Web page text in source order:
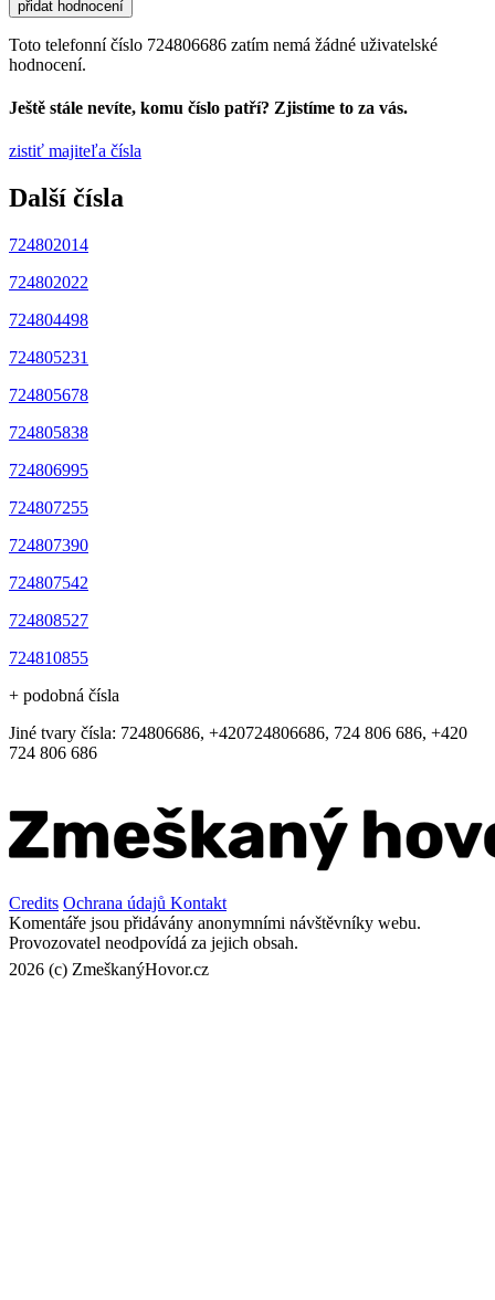
Toto telefonní číslo 724806686 zatím nemá žádné uživatelské
hodnocení.
Ještě stále nevíte, komu číslo patří? Zjistíme to za vás.
zistiť majiteľa čísla
Další čísla
724802014
724802022
724804498
724805231
724805678
724805838
724806995
724807255
724807390
724807542
724808527
724810855
+ podobná čísla
Jiné tvary čísla: 724806686, +420724806686, 724 806 686, +420
724 806 686
Credits Ochrana údajů Kontakt
Komentáře jsou přidávány anonymními návštěvníky webu.
Provozovatel neodpovídá za jejich obsah.
2026 (c) ZmeškanýHovor.cz